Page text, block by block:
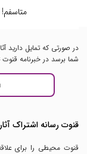
در صورتی که تمایل دارید
شما برسد در خبرنامه
قنوت رسانه اشتراک
قنوت محیطی را برای